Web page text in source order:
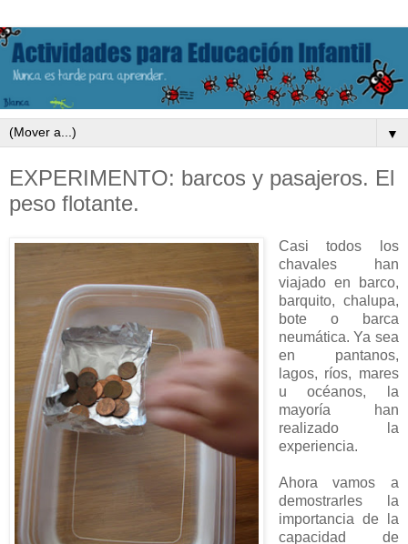
▼
EXPERIMENTO: barcos y pasajeros. El
peso flotante.
Casi todos los
chavales han
viajado en barco,
barquito, chalupa,
bote o barca
neumática. Ya sea
en pantanos,
lagos, ríos, mares
u océanos, la
mayoría han
realizado la
experiencia.
Ahora vamos a
demostrarles la
importancia de la
capacidad de